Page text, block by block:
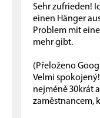
Sehr zufrieden!
einen Hänger
Problem mit
mehr gibt.
(Přeloženo
Velmi
nejméně 30krát
zaměstnancem,